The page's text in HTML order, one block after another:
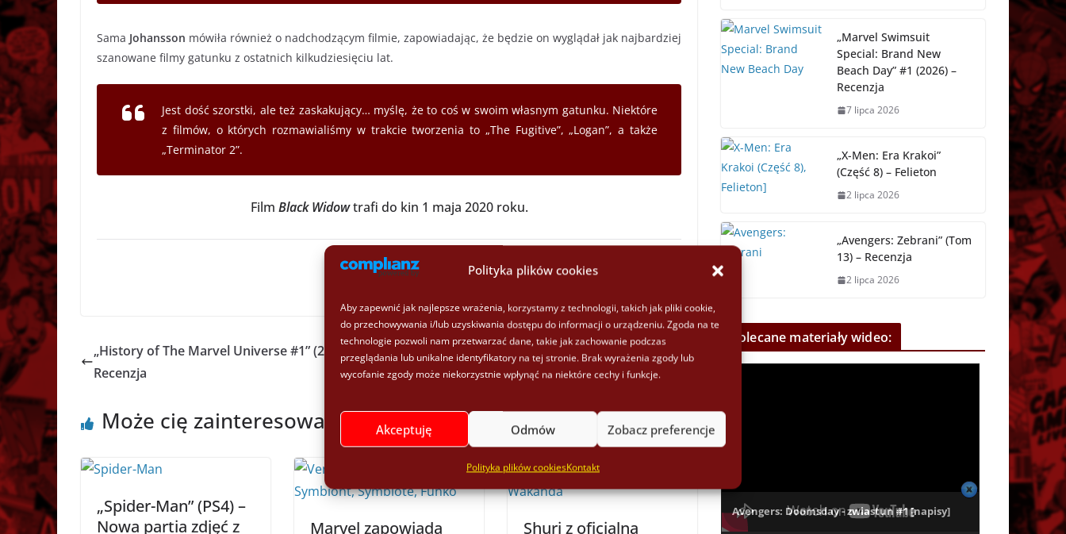
Polityka plików cookies
Aby zapewnić jak najlepsze wrażenia, korzystamy z technologii, takich jak pliki cookie,
do przechowywania i/lub uzyskiwania dostępu do informacji o urządzeniu. Zgoda na te
technologie pozwoli nam przetwarzać dane, takie jak zachowanie podczas
przeglądania lub unikalne identyfikatory na tej stronie. Brak wyrażenia zgody lub
wycofanie zgody może niekorzystnie wpłynąć na niektóre cechy i funkcje.
Akceptuję Odmów Zobacz preferencje
Polityka plików cookiesKontakt
Sama Johansson mówiła również o nadchodzącym filmie, zapowiadając, że będzie on wyglądał jak najbardziej
szanowane filmy gatunku z ostatnich kilkudziesięciu lat.
Jest dość szorstki, ale też zaskakujący… myślę, że to coś w swoim własnym gatunku. Niektóre
z filmów, o których rozmawialiśmy w trakcie tworzenia to „The Fugitive”, „Logan”, a także
„Terminator 2”.
Film Black Widowtrafi do kin 1 maja 2020 roku.
Źródło:
„History of The Marvel Universe #1” (2019) –
Recenzja
Marvel Studios szuka transpłciowej aktorki!
Może cię zainteresować:
„Spider-Man” (PS4) –
Nowa partia zdjęć z
Marvel zapowiada
Shuri z oficjalną
„Marvel Swimsuit
Special: Brand New
Beach Day” #1 (2026) –
Recenzja
7 lipca 2026
„X-Men: Era Krakoi”
(Część 8) – Felieton
2 lipca 2026
„Avengers: Zebrani” (Tom
13) – Recenzja
2 lipca 2026
Polecane materiały wideo:
Avengers: Doomsday - zwiastun #1 [napisy]